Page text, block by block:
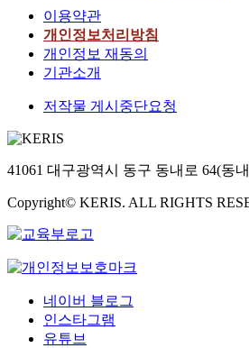
이용약관
개인정보처리방침
개인정보 재동의
기관소개
저작물 게시중단요청
41061 대구광역시 동구 동내로 64(동
Copyright© KERIS. ALL RIGHTS
네이버 블로그
인스타그램
유튜브